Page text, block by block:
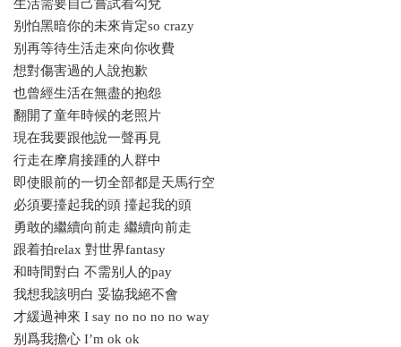
生活需要自己嘗試着勾兌
别怕黑暗你的未來肯定so crazy
别再等待生活走來向你收費
想對傷害過的人說抱歉
也曾經生活在無盡的抱怨
翻開了童年時候的老照片
現在我要跟他說一聲再見
行走在摩肩接踵的人群中
即使眼前的一切全部都是天馬行空
必須要擡起我的頭 擡起我的頭
勇敢的繼續向前走 繼續向前走
跟着拍relax 對世界fantasy
和時間對白 不需别人的pay
我想我該明白 妥協我絕不會
才緩過神來 I say no no no no way
别爲我擔心 I’m ok ok